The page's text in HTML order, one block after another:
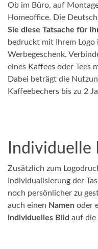
Ob im Büro, auf
Homeoffice. Die
Sie diese Tatsache für
bedruckt mit Ihrem Logo
Werbegeschenk.
eines Kaffees oder Tees
Dabei beträgt die
Kaffeebechers bis zu 2
Individuelle
Zusätzlich zum
Individualisierung der
noch persönlicher zu
auch einen Namen oder
individuelles Bild auf die